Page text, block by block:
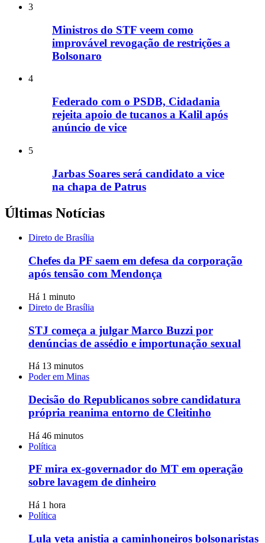
3
Ministros do STF veem como
improvável revogação de restrições a
Bolsonaro
4
Federado com o PSDB, Cidadania
rejeita apoio de tucanos a Kalil após
anúncio de vice
5
Jarbas Soares será candidato a vice
na chapa de Patrus
Últimas Notícias
Direto de Brasília
Chefes da PF saem em defesa da corporação
após tensão com Mendonça
Há 1 minuto
Direto de Brasília
STJ começa a julgar Marco Buzzi por
denúncias de assédio e importunação sexual
Há 13 minutos
Poder em Minas
Decisão do Republicanos sobre candidatura
própria reanima entorno de Cleitinho
Há 46 minutos
Política
PF mira ex-governador do MT em operação
sobre lavagem de dinheiro
Há 1 hora
Política
Lula veta anistia a caminhoneiros bolsonaristas